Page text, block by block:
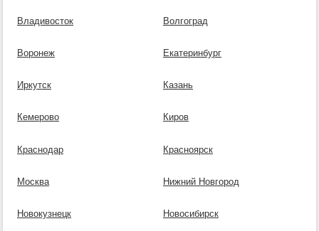
Владивосток Волгоград
Воронеж Екатеринбург
Иркутск Казань
Кемерово Киров
Краснодар Красноярск
Москва Нижний Новгород
Новокузнецк Новосибирск